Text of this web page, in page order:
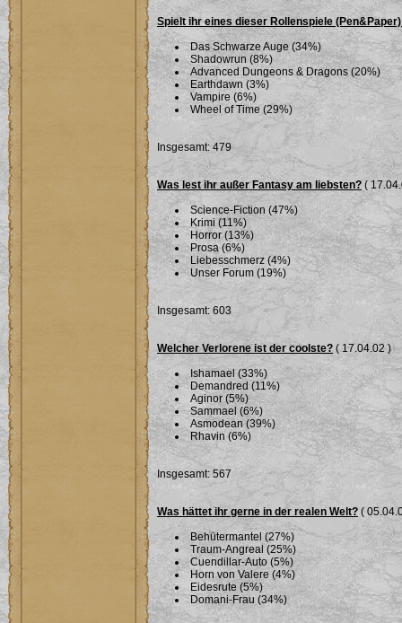
Spielt ihr eines dieser Rollenspiele
Das Schwarze Auge (34%)
Shadowrun (8%)
Advanced Dungeons & Dragons (20%)
Earthdawn (3%)
Vampire (6%)
Wheel of Time (29%)
Insgesamt: 479
Was lest ihr außer Fantasy am liebsten? (
Science-Fiction (47%)
Krimi (11%)
Horror (13%)
Prosa (6%)
Liebesschmerz (4%)
Unser Forum (19%)
Insgesamt: 603
Welcher Verlorene ist der coolste? ( 17.04.02 )
Ishamael (33%)
Demandred (11%)
Aginor (5%)
Sammael (6%)
Asmodean (39%)
Rhavin (6%)
Insgesamt: 567
Was hättet ihr gerne in der realen Welt? (
Behütermantel (27%)
Traum-Angreal (25%)
Cuendillar-Auto (5%)
Horn von Valere (4%)
Eidesrute (5%)
Domani-Frau (34%)